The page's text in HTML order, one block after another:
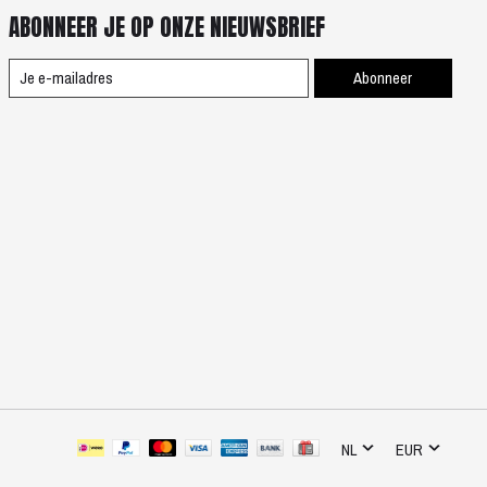
ABONNEER JE OP ONZE NIEUWSBRIEF
Abonneer
NL EUR